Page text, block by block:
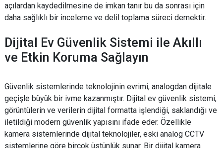
açılardan kaydedilmesine de imkan tanır bu da sonrası için
daha sağlıklı bir inceleme ve delil toplama süreci demektir.
Dijital Ev Güvenlik Sistemi ile Akıllı
ve Etkin Koruma Sağlayın
Güvenlik sistemlerinde teknolojinin evrimi, analogdan dijitale
geçişle büyük bir ivme kazanmıştır. Dijital ev güvenlik sistemi,
görüntülerin ve verilerin dijital formatta işlendiği, saklandığı ve
iletildiği modern güvenlik yapısını ifade eder. Özellikle
kamera sistemlerinde dijital teknolojiler, eski analog CCTV
sistemlerine göre birçok üstünlük sunar. Bir dijital kamera